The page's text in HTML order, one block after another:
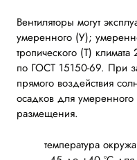
Вентиляторы могут
умеренного (У);
тропического (Т)
по ГОСТ 15150-69. При
прямого воздействия
осадков для умеренного
размещения.
температура